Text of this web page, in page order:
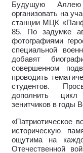
Будущую
организовать на
станции МЦК
85. По задумке
фотографиями
специальной
добавят
совершенном
проводить
студентов.
дополнить
зенитчиков в годы
«Патриотическое
историческую
ощутима на
Отечественной